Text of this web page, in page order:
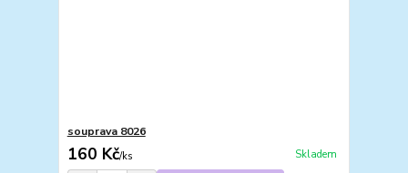
souprava 8026
160 Kč/ks Skladem